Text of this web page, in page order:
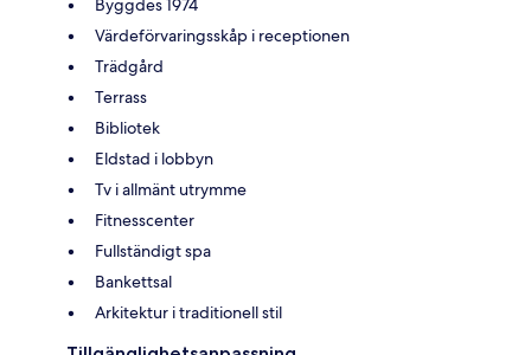
Byggdes 1974
Värdeförvaringsskåp i receptionen
Trädgård
Terrass
Bibliotek
Eldstad i lobbyn
Tv i allmänt utrymme
Fitnesscenter
Fullständigt spa
Bankettsal
Arkitektur i traditionell stil